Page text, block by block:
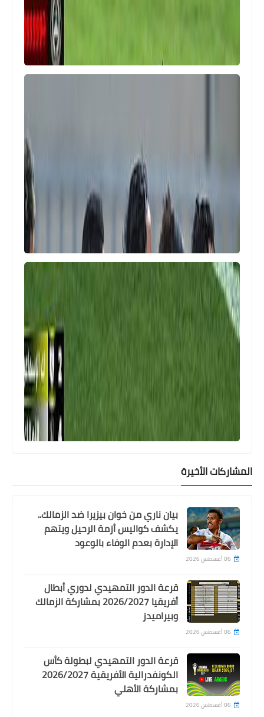
اخبار رياضية
وش السعد .. مرموش يتألق و يسجل
ثنائية امام نيوكاسل يونايتد
شيكا ملك الأخطاء الكارثية يمنح حرس
الحدود التعادل أمام فاركو في الدوري
اخبار خفيفة
الفيفا يعلن ايقاف قيد الزمالك للمرة
الحادية عشرة في عرض مستمر هذا
الموسم
المشاركات الأخيرة
بيان ناري من خوان بيزيرا ضد الزمالك..
يكشف كواليس أزمة الرحيل ويتهم
الإدارة بعدم الوفاء بالوعود
06 أغسطس 2026
قرعة الدور التمهيدي لدوري أبطال
أفريقيا 2026/2027 بمشاركة الزمالك
وبيراميدز
06 أغسطس 2026
قرعة الدور التمهيدي لبطولة كأس
الكونفدرالية الأفريقية 2026/2027
بمشاركة الأهلي
06 أغسطس 2026